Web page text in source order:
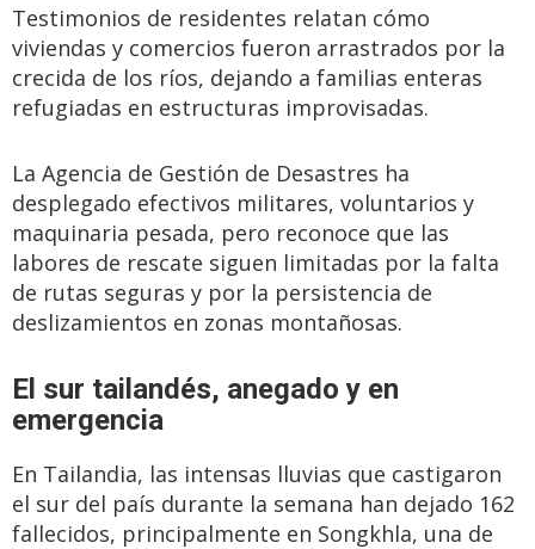
Testimonios de residentes relatan cómo
viviendas y comercios fueron arrastrados por la
crecida de los ríos, dejando a familias enteras
refugiadas en estructuras improvisadas.
La Agencia de Gestión de Desastres ha
desplegado efectivos militares, voluntarios y
maquinaria pesada, pero reconoce que las
labores de rescate siguen limitadas por la falta
de rutas seguras y por la persistencia de
deslizamientos en zonas montañosas.
El sur tailandés, anegado y en
emergencia
En Tailandia, las intensas lluvias que castigaron
el sur del país durante la semana han dejado 162
fallecidos, principalmente en Songkhla, una de